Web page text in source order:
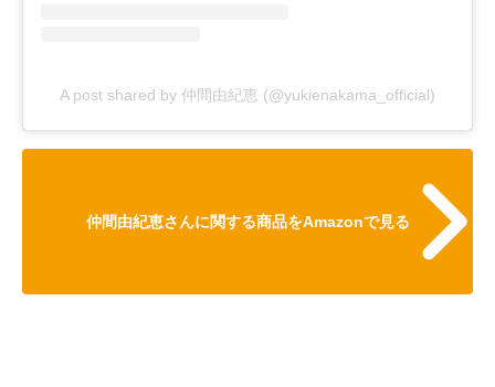
A post shared by 仲間由紀恵 (@yukienakama_official)
仲間由紀恵さんに関する商品をAmazonで見る